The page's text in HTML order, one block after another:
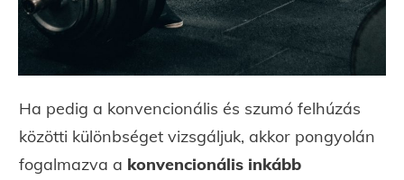
Ha pedig a konvencionális és szumó felhúzás
közötti különbséget vizsgáljuk, akkor pongyolán
fogalmazva a konvencionális inkább